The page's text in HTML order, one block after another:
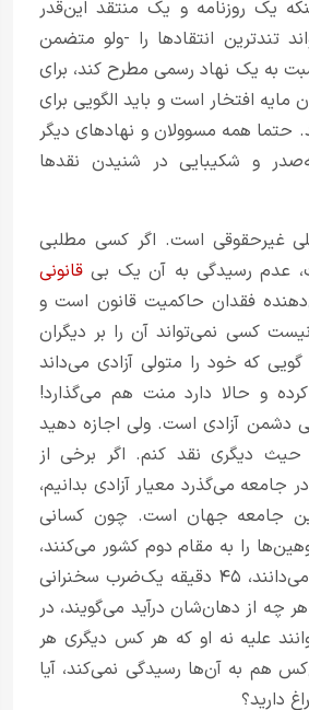
یک روزنامه و یک منتقد این‌قدر
تندترین انتقاد‌ها را -ولو متضمن
به یک نهاد رسمی مطرح کند، برای
مایه افتخار است و باید الگویی برای
حتما همه مسوولان و نهاد‌های دیگر
و شکیبایی در شنیدن نقد‌ها
غیرحقوقی است. اگر کسی مطلبی
عدم رسیدگی به آن یک بی‌ قانونی
فقدان حاکمیت قانون است و
کسی نمی‌تواند آن را بر دیگران
که خود را متولی آزادی می‌داند
و حالا دارد منت هم می‌گذارد!
دشمن آزادی است. ولی اجازه دهید
حیث دیگری نقد کنم. اگر برخی از
جامعه می‌گذرد معیار آزادی بدانیم،
جامعه جهان است. چون کسانی
را به مقام دوم کشور می‌کنند،
حتی او را جاسوس می‌دانند، ۴۵ دقیقه یک‌ضرب سخنرانی
چه از دهان‌شان درآید می‌گویند، در
علیه نه او که هر کس دیگری هر
هم به آن‌ها رسیدگی نمی‌کند، آیا
دارید؟